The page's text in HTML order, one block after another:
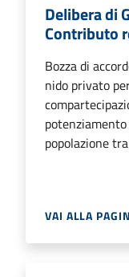
Delibera di
Contributo
Bozza di
nido privato
popolazione
VAI ALLA